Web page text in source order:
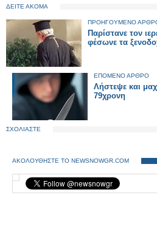
ΔΕΙΤΕ ΑΚΟΜΑ
ΠΡΟΗΓΟΥΜΕΝΟ
Παρίστανε τον
φέσωνε τα
ΕΠΟΜΕΝΟ ΑΡΘΡΟ
Λήστεψε και
79χρονη
ΣΧΟΛΙΑΣΤΕ
ΑΚΟΛΟΥΘΗΣΤΕ ΤΟ NEWSNOWGR.COM